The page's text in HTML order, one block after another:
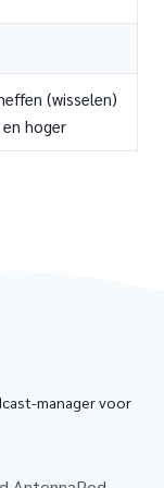
(wisselen)
hoger
manager voor